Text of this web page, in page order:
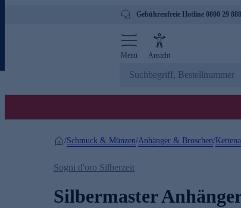
Gebührenfreie Hotline 0800 29
Menü Ansicht
/Schmuck & Münzen/Anhänger & Broschen/
Sogni d'oro Silberzeit
Silbermaster